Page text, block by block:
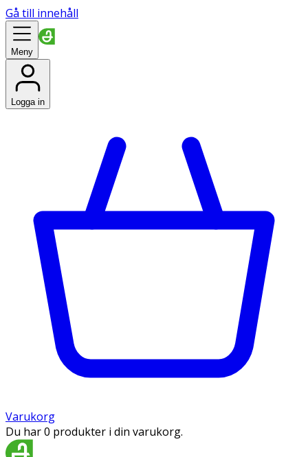
Gå till innehåll
Meny
Logga in
Varukorg
Du har 0 produkter i din varukorg.